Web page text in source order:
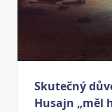
Skutečný
Husajn „měl